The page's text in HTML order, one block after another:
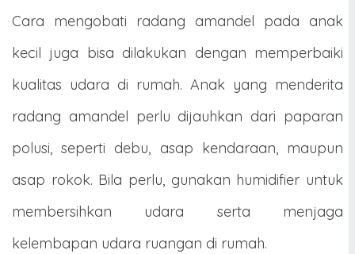
Cara mengobati radang amandel pada anak
kecil juga bisa dilakukan dengan memperbaiki
kualitas udara di rumah. Anak yang menderita
radang amandel perlu dijauhkan dari paparan
polusi, seperti debu, asap kendaraan, maupun
asap rokok. Bila perlu, gunakan humidifier untuk
membersihkan udara serta menjaga
kelembapan udara ruangan di rumah.